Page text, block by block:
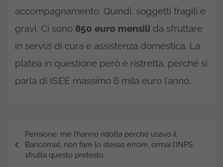
accompagnamento. Quindi, soggetti fragili e
gravi. Ci sono 850 euro mensili da sfruttare
in servizi di cura e assistenza domestica. La
platea in questione però è ristretta, perché si
parla di ISEE massimo 6 mila euro l’anno.
Navigazione
articoli
Pensione: me l’hanno ridotta perché usavo il
Bancomat, non fare lo stesso errore, ormai l’INPS
sfrutta questo pretesto